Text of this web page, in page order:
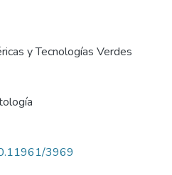
y Tecnologías Verdes
3969